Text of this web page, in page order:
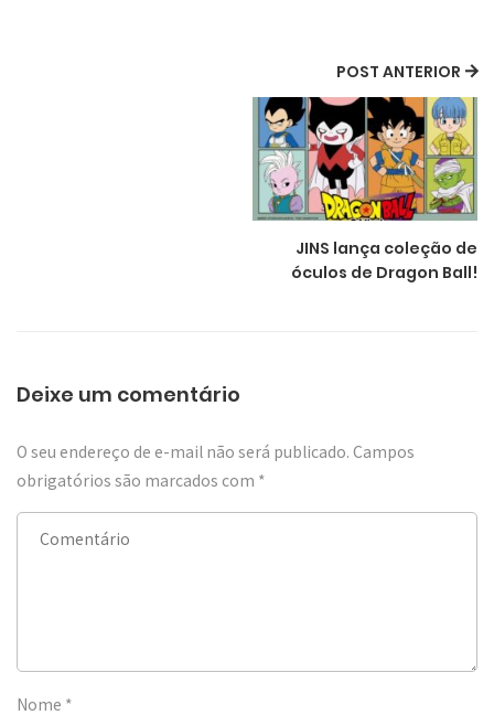
POST ANTERIOR
JINS lança coleção de
óculos de Dragon Ball!
Deixe um comentário
O seu endereço de e-mail não será publicado. Campos
obrigatórios são marcados com *
Nome *